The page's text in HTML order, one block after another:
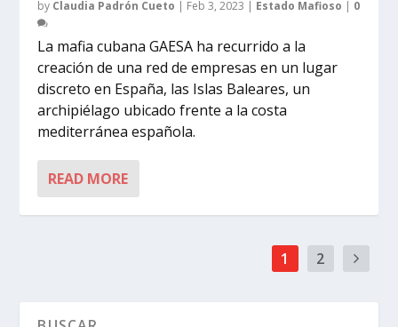
by Claudia Padrón Cueto | Feb 3, 2023 | Estado Mafioso | 0
La mafia cubana GAESA ha recurrido a la
creación de una red de empresas en un lugar
discreto en España, las Islas Baleares, un
archipiélago ubicado frente a la costa
mediterránea española.
READ MORE
1 2